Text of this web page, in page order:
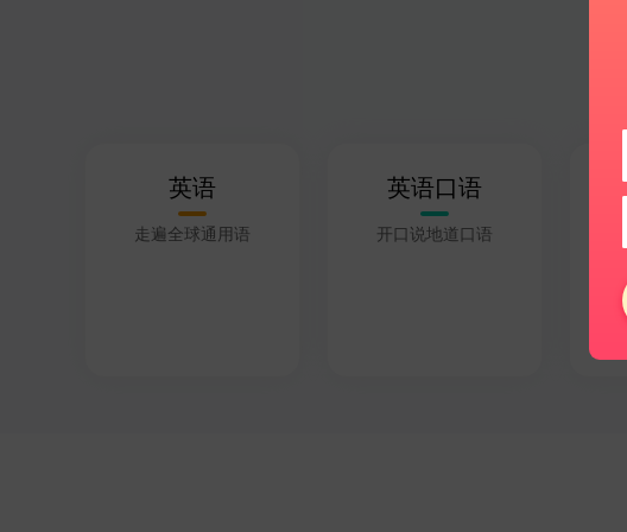
英语
走遍全球通用语
英语口语
开口说地道口语